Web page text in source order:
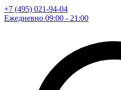
+7 (495) 021-94-04
Ежедневно 09:00 - 21:00